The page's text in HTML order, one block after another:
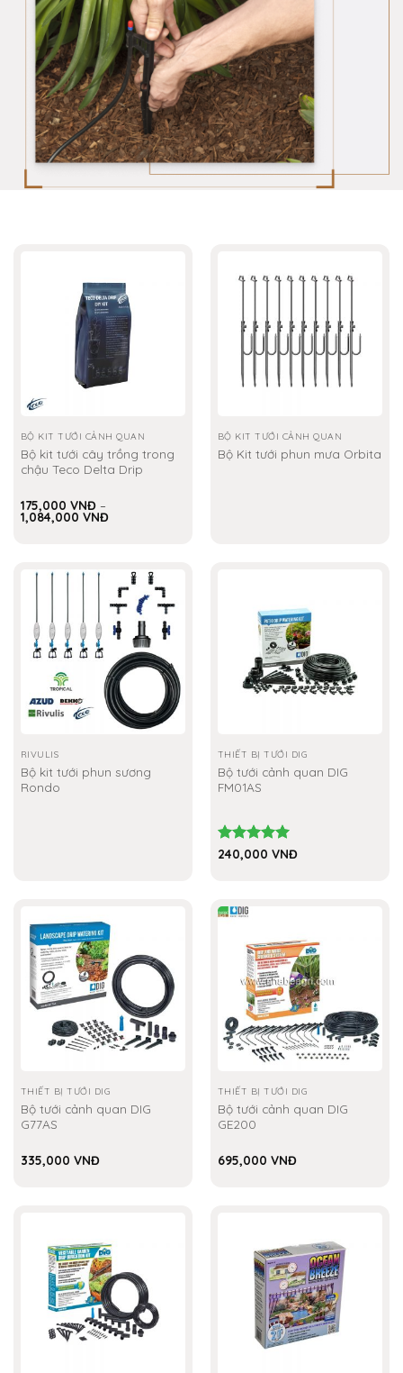
BỘ KIT TƯỚI CẢNH QUAN
Bộ kit tưới cây trồng trong
chậu Teco Delta Drip
175,000 VNĐ –
1,084,000 VNĐKhoảng
1,084,000 VNĐ
BỘ KIT TƯỚI CẢNH QUAN
Bộ Kit tưới phun mưa Orbita
RIVULIS
Bộ kit tưới phun sương
Rondo
THIẾT BỊ TƯỚI DIG
Bộ tưới cảnh quan DIG
FM01AS
Được xếp
240,000 VNĐ
THIẾT BỊ TƯỚI DIG
Bộ tưới cảnh quan DIG
G77AS
335,000 VNĐ
THIẾT BỊ TƯỚI DIG
Bộ tưới cảnh quan DIG
GE200
695,000 VNĐ